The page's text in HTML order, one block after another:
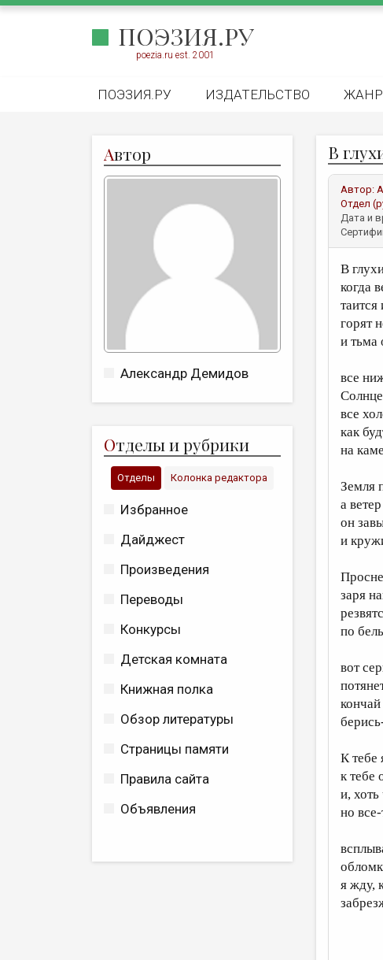
ПОЭЗИЯ.РУ
poezia.ru est. 2001
ПОЭЗИЯ.РУ ИЗДАТЕЛЬСТВО
Автор
Александр Демидов
Отделы и рубрики
Отделы Колонка редактора
Избранное
Дайджест
Произведения
Переводы
Конкурсы
Детская комната
Книжная полка
Обзор литературы
Страницы памяти
Правила сайта
Объявления
В
Автор:
Отдел
Дата и
В
когда
горят
и тьма
все
все
как
на
Земля
а
он
и
заря
по
вот
К тебе
к тебе
и, хоть
но
я жду,